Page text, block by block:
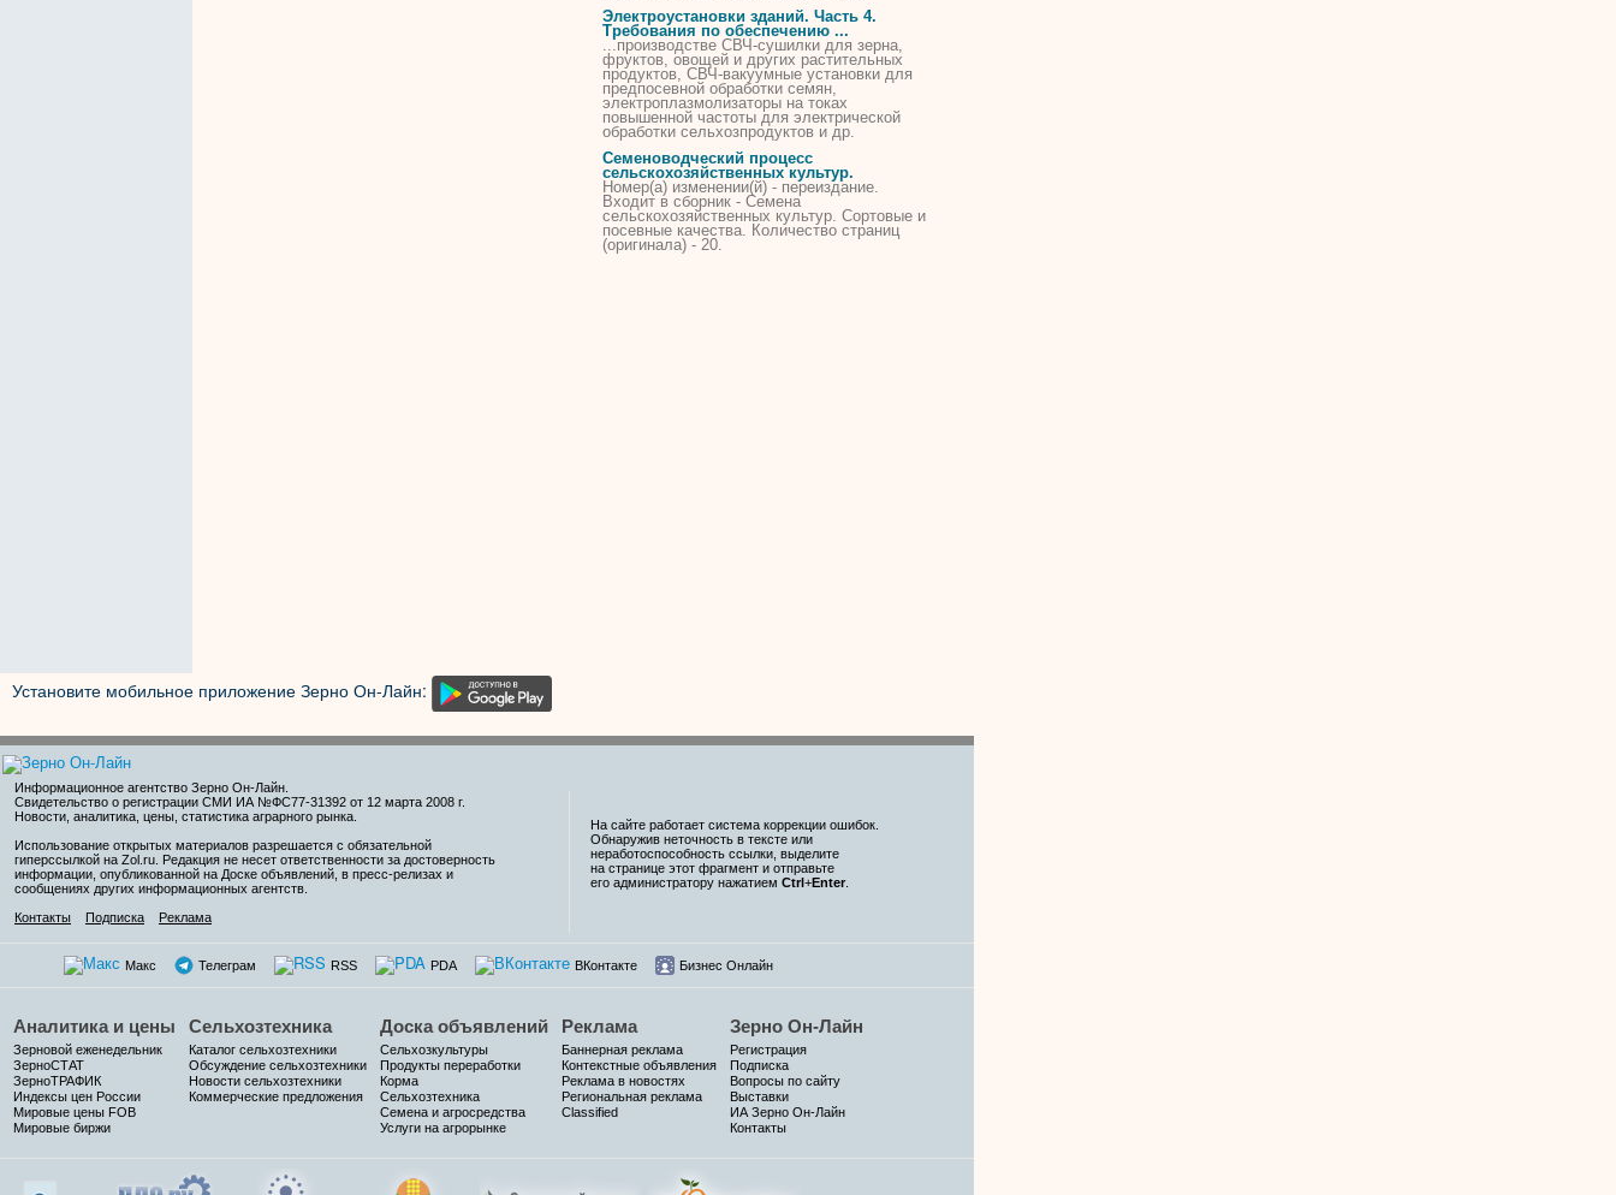
Электроустановки зданий. Часть 4.
Требования по обеспечению ...
...производстве СВЧ-сушилки для зерна,
фруктов, овощей и других растительных
продуктов, СВЧ-вакуумные установки для
предпосевной обработки семян,
электроплазмолизаторы на токах
повышенной частоты для электрической
обработки сельхозпродуктов и др.
Семеноводческий процесс
сельскохозяйственных культур.
Номер(а) изменении(й) - переиздание.
Входит в сборник - Семена
сельскохозяйственных культур. Сортовые и
посевные качества. Количество страниц
(оригинала) - 20.
Установите мобильное приложение Зерно Он-Лайн:
Информационное агентство Зерно Он-Лайн
Свидетельство о регистрации СМИ ИА №ФС77-31392 от 12 марта 2008 г.
Новости, аналитика, цены, статистика аграрного рынка.
Использование открытых материалов разрешается с обязательной
гиперссылкой на Zol.ru. Редакция не несет ответственности за достоверность
информации, опубликованной на Доске объявлений, в пресс-релизах и
сообщениях других информационных агентств.
Контакты
Подписка Реклама
На сайте работает система коррекции ошибок.
Обнаружив неточность в тексте или
неработоспособность ссылки, выделите
на странице этот фрагмент и отправьте
его администратору нажатием Ctrl+Enter
Макс Телеграм RSS PDA ВКонтакте Бизнес Онлайн
Аналитика и цены
Зерновой еженедельник
ЗерноСТАТ
ЗерноТРАФИК
Индексы цен России
Мировые цены FOB
Мировые биржи
Сельхозтехника
Каталог сельхозтехники
Обсуждение сельхозтехники
Новости сельхозтехники
Коммерческие предложения
Доска объявлений
Сельхозкультуры
Продукты переработки
Корма
Сельхозтехника
Семена и агросредства
Услуги на агрорынке
Реклама
Баннерная реклама
Контекстные объявления
Реклама в новостях
Региональная реклама
Classified
Зерно Он-Лайн
Регистрация
Подписка
Вопросы по сайту
Выставки
ИА Зерно Он-Лайн
Контакты